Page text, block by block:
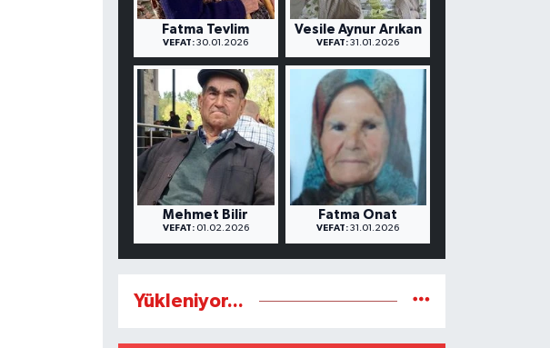
Fatma Tevlim
VEFAT: 30.01.2026
Vesile Aynur Arıkan
VEFAT: 31.01.2026
Mehmet Bilir
VEFAT:01.02.2026
Fatma Onat
VEFAT: 31.01.2026
Yükleniyor...